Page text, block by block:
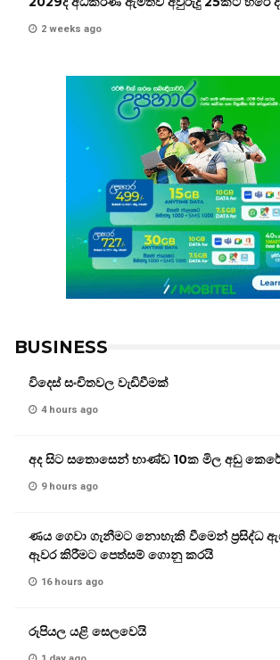
2 weeks ago
BUSINESS
විදෙස් සංචිතවල වැඩිවීමක්
4 hours ago
අද සිට සතොසෙන් භාණ්ඩ 10ක මිල අඩු
9 hours ago
ණය ගෙවා ගැනීමට නොහැකි වීමෙන් ප්‍රසිද්ධ
ඈවර කිරීමට පෙත්සම් ගොනු කරයි
16 hours ago
රුපියල යළි සෙලවෙයි